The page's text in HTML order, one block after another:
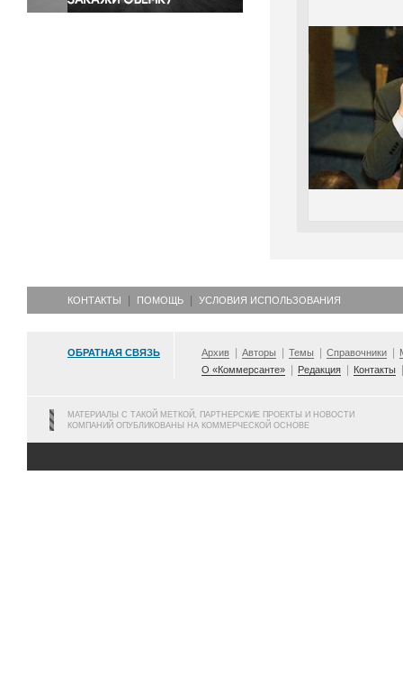
КОНТАКТЫ ПОМОЩЬ УСЛОВИЯ ИСПОЛЬЗОВАНИЯ
ОБРАТНАЯ СВЯЗЬ Архив Авторы Темы Справочники
О «Коммерсанте»
Редакция Контакты
МАТЕРИАЛЫ С ТАКОЙ МЕТКОЙ, ПАРТНЕРСКИЕ ПРОЕКТЫ И НОВОСТИ
КОМПАНИЙ ОПУБЛИКОВАНЫ НА КОММЕРЧЕСКОЙ ОСНОВЕ